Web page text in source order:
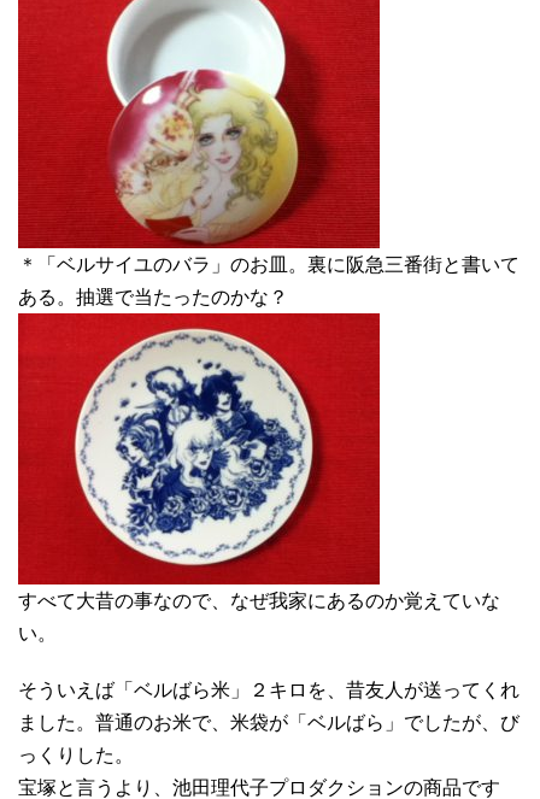
＊「ベルサイユのバラ」のお皿。裏に阪急三番街と書いて
ある。抽選で当たったのかな？
すべて大昔の事なので、なぜ我家にあるのか覚えていな
い。
そういえば「ベルばら米」２キロを、昔友人が送ってくれ
ました。普通のお米で、米袋が「ベルばら」でしたが、び
っくりした。
宝塚と言うより、池田理代子プロダクションの商品です